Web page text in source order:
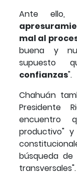
Ante ello,
mal al
buena y
supuesto
confianzas".
Chahuán
Presidente
encuentro
productivo"
búsqueda de
transversales".